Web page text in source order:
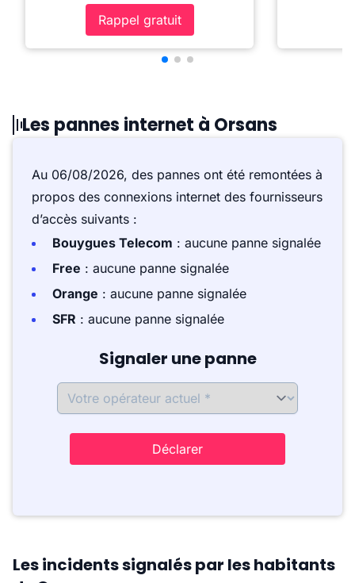
Rappel gratuit
Les pannes internet à Orsans
Au 06/08/2026, des pannes ont été remontées à
propos des connexions internet des fournisseurs
d’accès suivants :
Bouygues Telecom : aucune panne signalée
Free : aucune panne signalée
Orange : aucune panne signalée
SFR : aucune panne signalée
Signaler une panne
Déclarer
Les incidents signalés par les habitants